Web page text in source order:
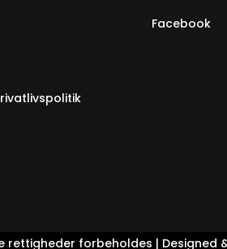
Facebook
rettigheder forbeholdes | Designed &